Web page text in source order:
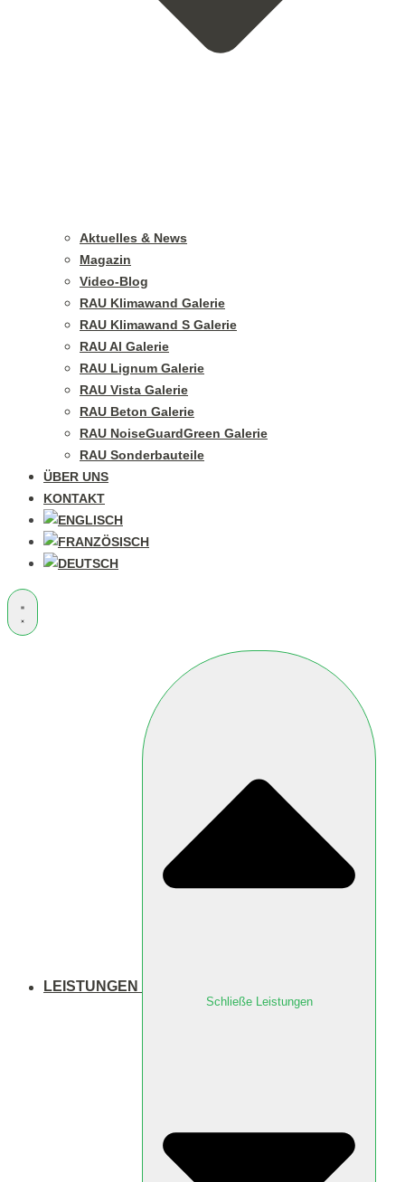
Aktuelles & News
Magazin
Video-Blog
RAU Klimawand Galerie
RAU Klimawand S Galerie
RAU Al Galerie
RAU Lignum Galerie
RAU Vista Galerie
RAU Beton Galerie
RAU NoiseGuardGreen Galerie
RAU Sonderbauteile
ÜBER UNS
KONTAKT
LEISTUNGEN
Schließe Leistungen